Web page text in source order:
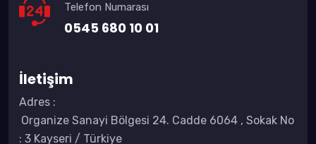
Telefon Numarası
0545 680 10 01
İletişim
Adres :
Organize Sanayi Bölgesi 24. Cadde 6064 , Sokak No
: 3 Kayseri / Türkiye